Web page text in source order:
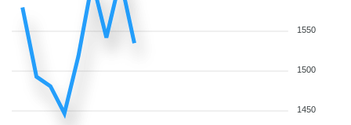
1550
1500
1450